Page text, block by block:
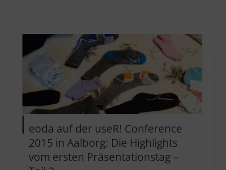
eoda auf der useR! Conference
2015 in Aalborg: Die Highlights
vom ersten Präsentationstag –